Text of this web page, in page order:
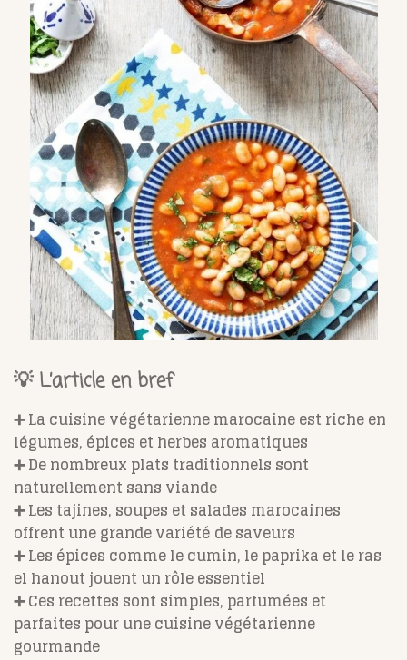
💡 L’article en bref
➕ La cuisine végétarienne marocaine est riche en
légumes, épices et herbes aromatiques
➕ De nombreux plats traditionnels sont
naturellement sans viande
➕ Les tajines, soupes et salades marocaines
offrent une grande variété de saveurs
➕ Les épices comme le cumin, le paprika et le ras
el hanout jouent un rôle essentiel
➕ Ces recettes sont simples, parfumées et
parfaites pour une cuisine végétarienne
gourmande